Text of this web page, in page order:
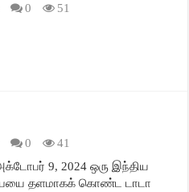
0
51
0
41
அக்டோபர் 9, 2024 ஒரு இந்திய
தளமாகக் கொண்ட டாடா